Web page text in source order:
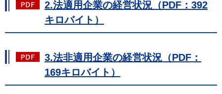
2.法適用企業の経営状況（PDF：392
キロバイト）
3.法非適用企業の経営状況（PDF：
169キロバイト）